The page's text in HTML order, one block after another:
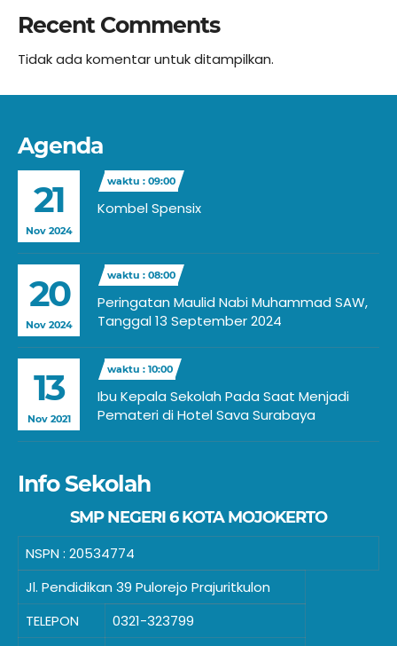
Recent Comments
Tidak ada komentar untuk ditampilkan.
Agenda
21
Nov 2024
waktu : 09:00
Kombel Spensix
20
Nov 2024
waktu : 08:00
Peringatan Maulid Nabi Muhammad SAW,
Tanggal 13 September 2024
13
Nov 2021
waktu : 10:00
Ibu Kepala Sekolah Pada Saat Menjadi
Pemateri di Hotel Sava Surabaya
Info Sekolah
SMP NEGERI 6 KOTA MOJOKERTO
NSPN : 20534774
Jl. Pendidikan 39 Pulorejo Prajuritkulon
TELEPON
0321-323799